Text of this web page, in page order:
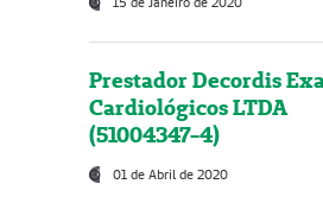
Prestador Decordis
Cardiológicos LTDA
(51004347-4)
01 de Abril de 2020